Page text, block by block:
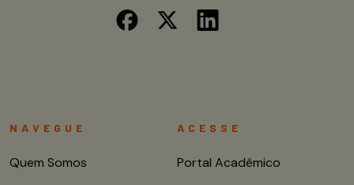
NAVEGUE
Quem Somos
ACESSE
Portal Acadêmico